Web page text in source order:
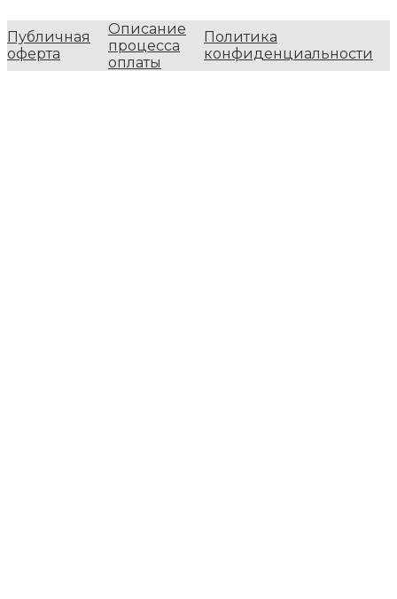
Публичная
оферта
Описание
процесса
оплаты
Политика
конфиденциальности